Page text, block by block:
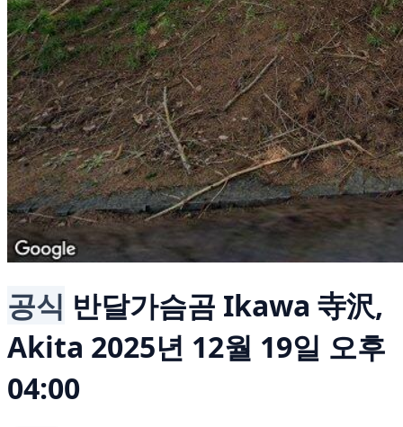
공식 반달가슴곰 Ikawa 寺沢,
Akita 2025년 12월 19일 오후
04:00